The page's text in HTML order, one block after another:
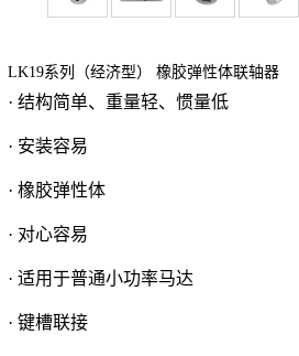
LK19系列（经济型） 橡胶弹性体联轴器
· 结构简单、重量轻、惯量低
· 安装容易
· 橡胶弹性体
· 对心容易
· 适用于普通小功率马达
· 键槽联接